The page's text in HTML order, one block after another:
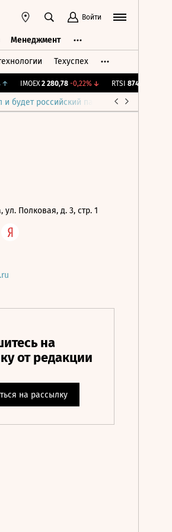
Войти
Менеджмент
Техуспех
IMOEX 2 280,78 -0,22%↓ RTSI 874,44
будет российский парламент
ул. Полковая, д. 3, стр. 1